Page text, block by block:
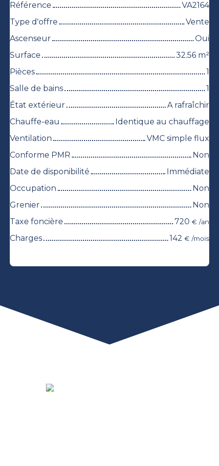
Référence
VA2164
Type d'offre
Vente
Ascenseur
Oui
Surface
32.56 m²
Pièces
1
Salle de bains
1
État extérieur
A rafraîchir
Chauffe-eau
Identique au chauffage
Ventilation
VMC simple flux
Conforme PMR
Non
Date de disponibilité
Immédiate
Occupation
Non
Grenier
Non
Taxe foncière
720 € /an
Charges 142 € /mois